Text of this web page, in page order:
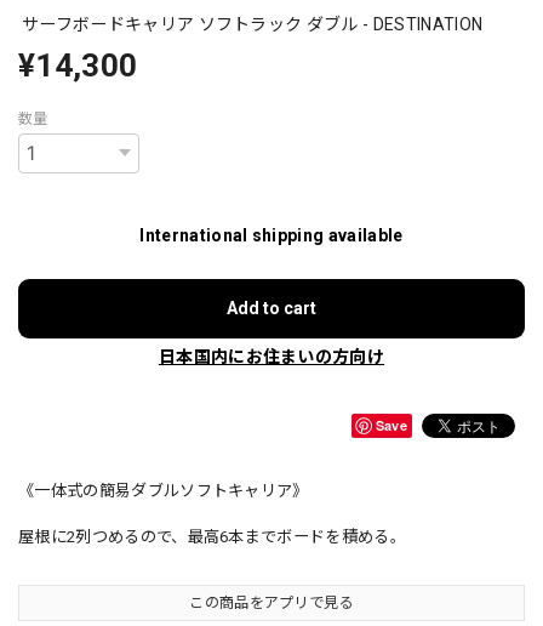
サーフボードキャリア ソフトラック ダブル - DESTINATION
¥14,300
数量
International shipping available
Add to cart
日本国内にお住まいの方向け
Save
《一体式の簡易ダブルソフトキャリア》
屋根に2列つめるので、最高6本までボードを積める。
この商品をアプリで見る